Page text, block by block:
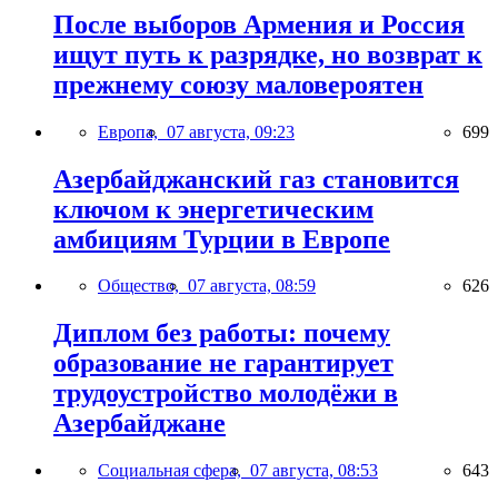
После выборов Армения и Россия
ищут путь к разрядке, но возврат к
прежнему союзу маловероятен
Европа, 07 августа, 09:23 699
Азербайджанский газ становится
ключом к энергетическим
амбициям Турции в Европе
Общество, 07 августа, 08:59 626
Диплом без работы: почему
образование не гарантирует
трудоустройство молодёжи в
Азербайджане
Социальная сфера, 07 августа, 08:53 643